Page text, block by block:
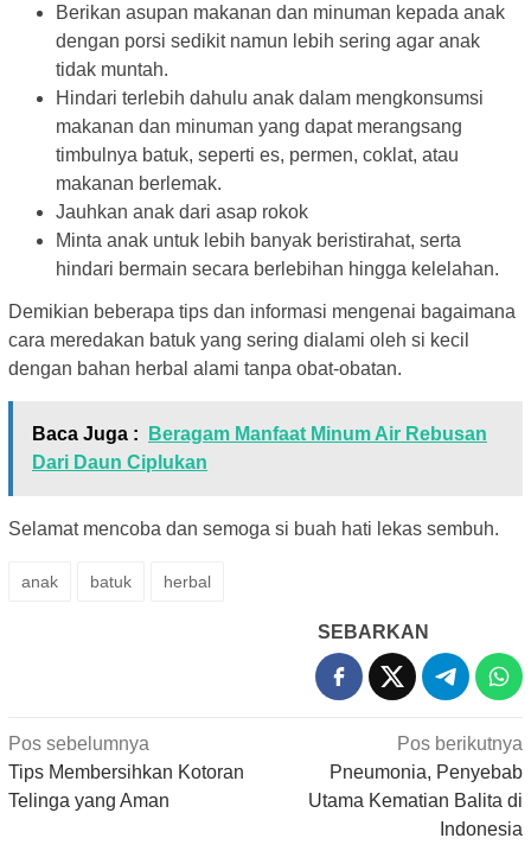
Berikan asupan makanan dan minuman kepada anak
dengan porsi sedikit namun lebih sering agar anak
tidak muntah.
Hindari terlebih dahulu anak dalam mengkonsumsi
makanan dan minuman yang dapat merangsang
timbulnya batuk, seperti es, permen, coklat, atau
makanan berlemak.
Jauhkan anak dari asap rokok
Minta anak untuk lebih banyak beristirahat, serta
hindari bermain secara berlebihan hingga kelelahan.
Demikian beberapa tips dan informasi mengenai bagaimana
cara meredakan batuk yang sering dialami oleh si kecil
dengan bahan herbal alami tanpa obat-obatan.
Baca Juga :
Beragam Manfaat Minum Air Rebusan
Dari Daun Ciplukan
Selamat mencoba dan semoga si buah hati lekas sembuh.
anak batuk herbal
SEBARKAN
Navigasi
pos
Pos sebelumnya
Tips Membersihkan Kotoran
Telinga yang Aman
Pos berikutnya
Pneumonia, Penyebab
Utama Kematian Balita di
Indonesia